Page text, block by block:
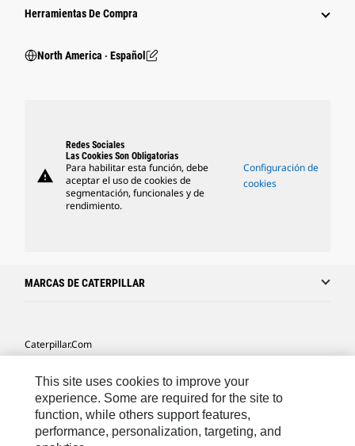
Herramientas De Compra
North America ‧ Español
warning
Redes Sociales
Las Cookies Son Obligatorias
Para habilitar esta función, debe
aceptar el uso de cookies de
segmentación, funcionales y de
rendimiento.
Configuración de
cookies
MARCAS DE CATERPILLAR
Caterpillar.com
Mis Preferencias De Marketing
Site Map
This site uses cookies to improve your
experience. Some are required for the site to
function, while others support features,
performance, personalization, targeting, and